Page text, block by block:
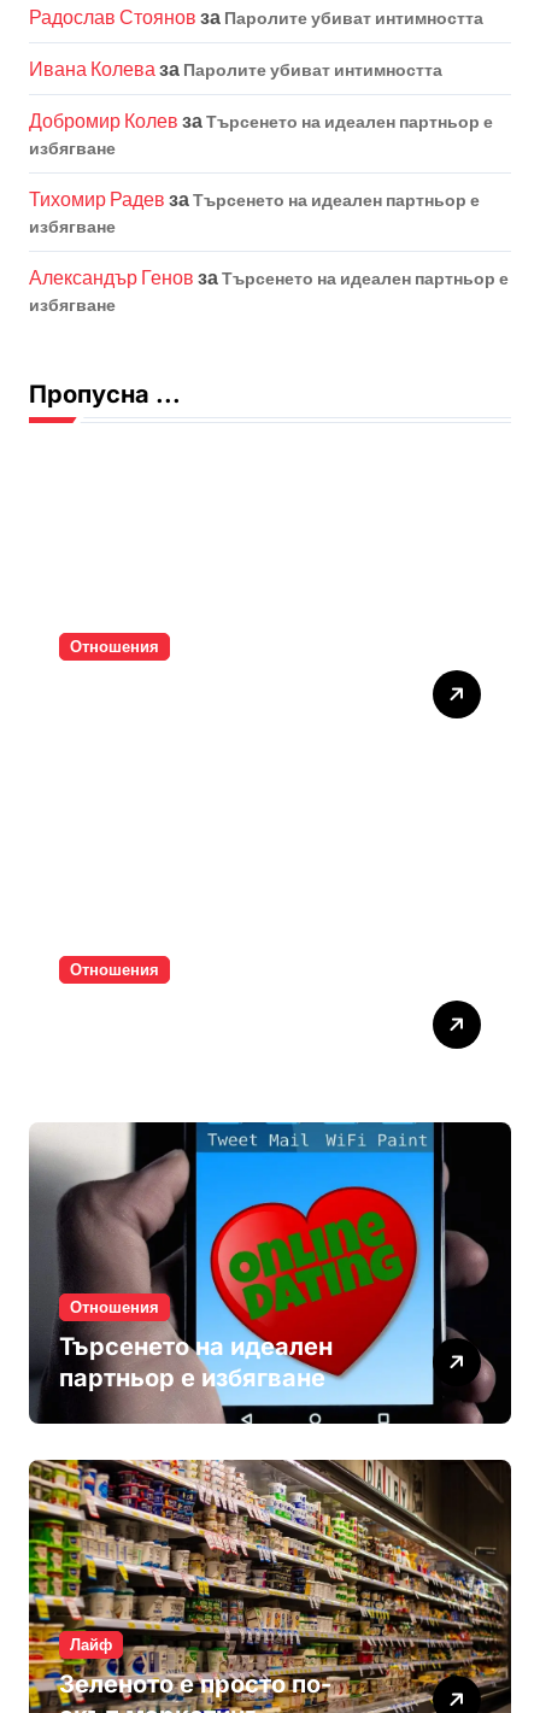
Радослав Стоянов за Паролите убиват интимността
Ивана Колеваза Паролите убиват интимността
Добромир Колев заТърсенето на идеален партньор е
избягване
Тихомир Радев заТърсенето на идеален партньор е
избягване
Александър Генов заТърсенето на идеален партньор е
избягване
Пропусна ...
Отношения
Отношения
Отношения
Търсенето на идеален
партньор е избягване
Лайф
Зеленото е просто по-